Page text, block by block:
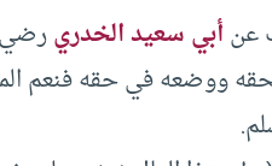
عنأبي سعيد الخدريرضي
ووضعه في حقه فنعم